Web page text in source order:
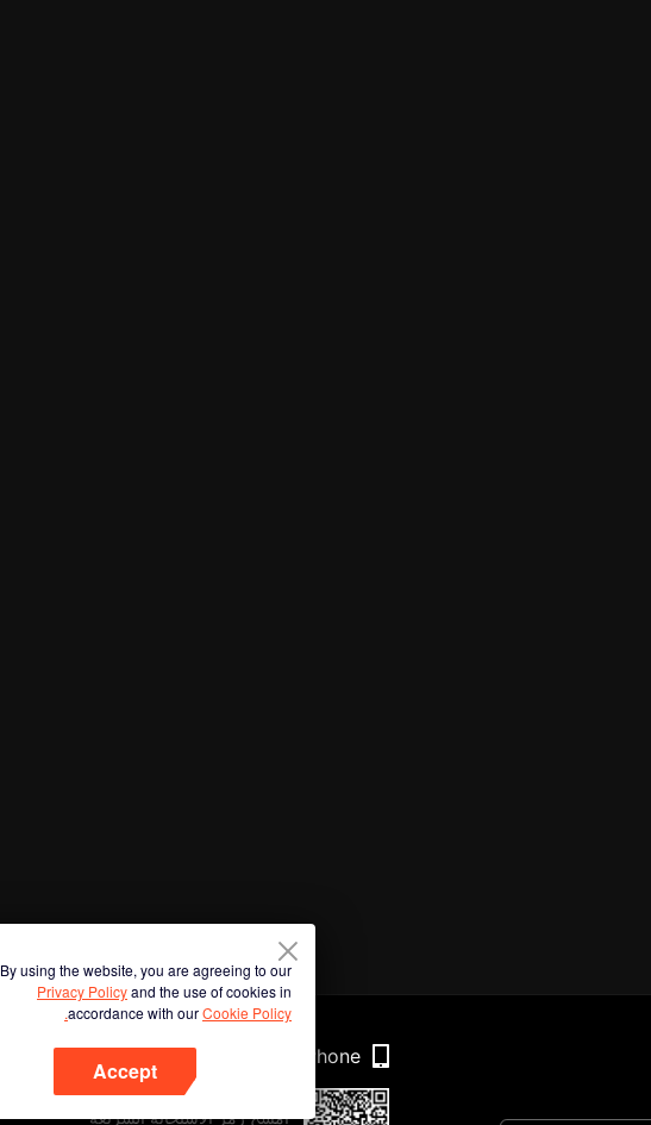
By using the website, you are agreeing to our
Privacy Policyand the use of cookies in
accordance with ourCookie Policy.
Accept
Phone
امسح رمز الاستجابة السريعة